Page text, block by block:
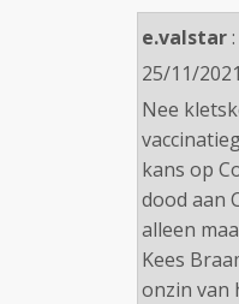
e.valstar:
25/11/2021
Nee
kans op
dood aan
alleen
Kees
onzin van